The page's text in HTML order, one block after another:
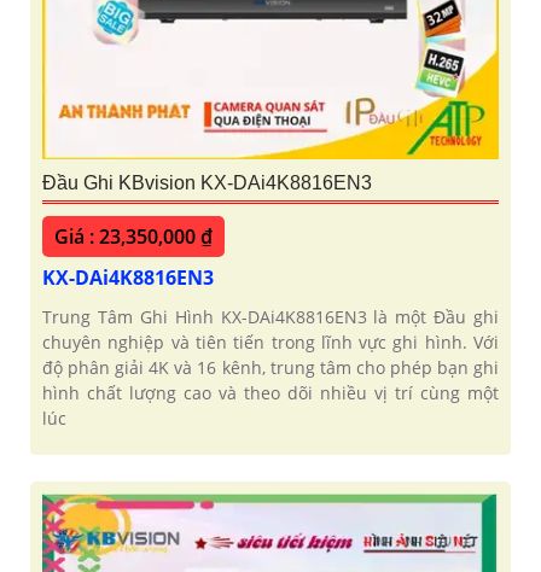
Đầu Ghi KBvision KX-DAi4K8816EN3
Giá : 23,350,000 ₫
KX-DAi4K8816EN3
Trung Tâm Ghi Hình KX-DAi4K8816EN3 là một Đầu ghi
chuyên nghiệp và tiên tiến trong lĩnh vực ghi hình. Với
độ phân giải 4K và 16 kênh, trung tâm cho phép bạn ghi
hình chất lượng cao và theo dõi nhiều vị trí cùng một
lúc